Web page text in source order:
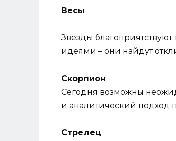
Весы
Звезды
идеями – они найдут
Скорпион
Сегодня возможны
и аналитический подход
Стрелец